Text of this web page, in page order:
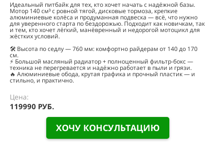
Идеальный питбайк для тех, кто хочет начать с надёжной базы.
Мотор 140 см³ с ровной тягой, дисковые тормоза, крепкие
алюминиевые колёса и продуманная подвеска — всё, что нужно
для уверенного старта по бездорожью. Подходит как новичкам, так
и тем, кто хочет лёгкий, манёвренный и недорогой мотоцикл для
жёстких условий.
🛠 Высота по седлу — 760 мм: комфортно райдерам от 140 до 170
см.
⚡ Большой масляный радиатор + полноценный фильтр-бокс —
техника не перегревается и надёжно работает в пыли и грязи.
🔥 Алюминиевые обода, крутая графика и прочный пластик — и
стильно, и практично.
Цена:
119990 РУБ.
ХОЧУ КОНСУЛЬТАЦИЮ